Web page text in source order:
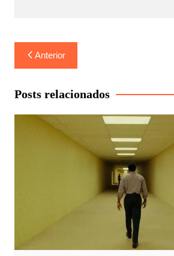
Navegação
de
Post
Anterior
Posts relacionados